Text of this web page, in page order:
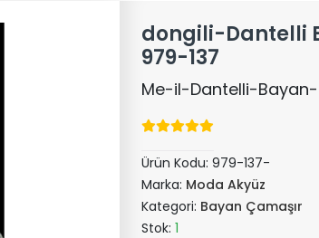
dongili-Dantelli
979-137
Me-il-Dantelli-
Ürün Kodu: 979-137-
Marka: Moda Akyüz
Kategori: Bayan Çamaşır
Stok: 1